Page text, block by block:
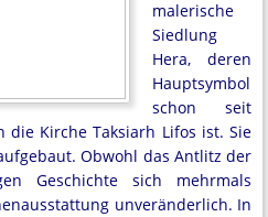
malerische
Siedlung
Hera, deren
Hauptsymbol
schon seit
die Kirche Taksiarh Lifos ist. Sie
Obwohl das Antlitz der
Geschichte sich mehrmals
unveränderlich. In